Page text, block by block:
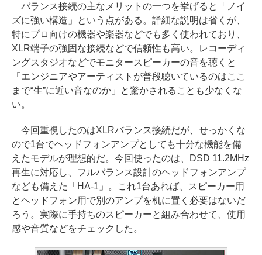
バランス接続の主なメリットの一つを挙げると「ノイ
ズに強い構造」という点がある。詳細な説明は省くが、
特にプロ向けの機器や楽器などでも多く使われており、
XLR端子の強固な接続などで信頼性も高い。レコーディ
ングスタジオなどでモニタースピーカーの音を聴くと
「エンジニアやアーティストが普段聴いているのはここ
まで“生”に近い音なのか」と驚かされることも少なくな
い。
今回重視したのはXLRバランス接続だが、せっかくな
ので1台でヘッドフォンアンプとしても十分な機能を備
えたモデルが理想的だ。今回使ったのは、DSD 11.2MHz
再生に対応し、フルバランス設計のヘッドフォンアンプ
なども備えた「HA-1」。これ1台あれば、スピーカー用
とヘッドフォン用で別のアンプを机に置く必要はないだ
ろう。実際に手持ちのスピーカーと組み合わせて、使用
感や音質などをチェックした。